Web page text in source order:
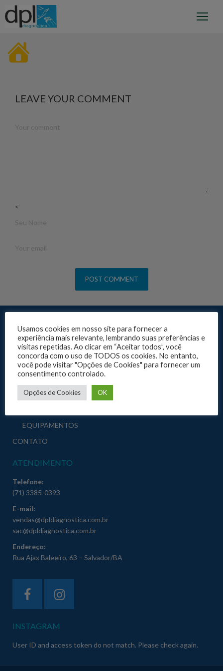
LEAVE YOUR COMMENT
<
A EMPRESA
HOME
QUEM SOMOS
ASSISTÊNCIA TÉCNICA
PRODUTOS
EQUIPAMENTOS
CONTATO
ATENDIMENTO
Telefone:
(71) 3385-0393
E-mail:
vendas@dpldiagnostica.com.br
sac@dpldiagnostica.com.br
Endereço:
Rua Ajax Baleeiro, 63 – Salvador/BA
INSTAGRAM
User ID and access token do not match. Please check again.
Usamos cookies em nosso site para fornecer a
experiência mais relevante, lembrando suas preferências e
visitas repetidas. Ao clicar em “Aceitar todos”, você
concorda com o uso de TODOS os cookies. No entanto,
você pode visitar "Opções de Cookies" para fornecer um
consentimento controlado.
Opções de Cookies OK